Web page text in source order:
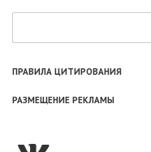
ПРАВИЛА ЦИТИРОВАНИЯ
РАЗМЕЩЕНИЕ РЕКЛАМЫ